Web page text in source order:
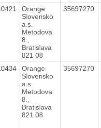
Orange
Slovensko
a.s.
Metodova
8.,
Bratislava
821 08
35697270
Orange
Slovensko
a.s.
Metodova
8.,
Bratislava
821 08
35697270